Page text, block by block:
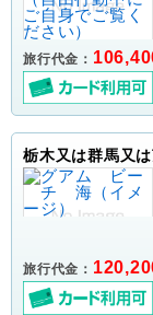
旅行代金：
栃木又は群馬又
旅行代金：